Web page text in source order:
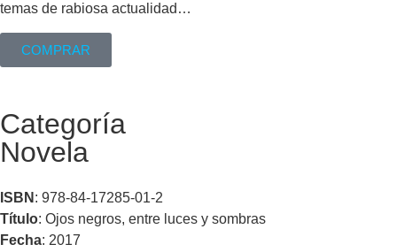
temas de rabiosa actualidad…
COMPRAR
Categoría
Novela
ISBN : 978-84-17285-01-2
Título: Ojos negros, entre luces y sombras
Fecha: 2017